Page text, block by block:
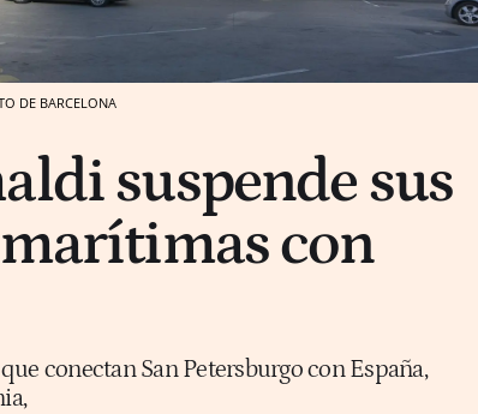
DE BARCELONA
suspende sus
con
conectan San Petersburgo con España,